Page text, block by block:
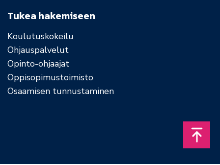
Tukea hakemiseen
Koulutuskokeilu
Ohjauspalvelut
Opinto-ohjaajat
Oppisopimustoimisto
Osaamisen tunnustaminen